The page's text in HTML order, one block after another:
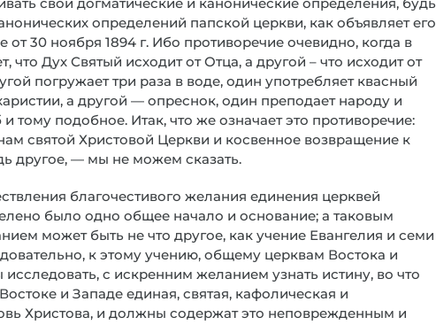
определений папской церкви, как объявляет его
30 ноября 1894 г. Ибо противоречие очевидно, когда в
Дух Святый исходит от Отца, а другой – что исходит от
погружает три раза в воде, один употребляет квасный
а другой — опреснок, один преподает народу и
тому подобное. Итак, что же означает это противоречие:
святой Христовой Церкви и косвенное возвращение к
другое, — мы не можем сказать.
благочестивого желания единения церквей
было одно общее начало и основание; а таковым
может быть не что другое, как учение Евангелия и семи
к этому учению, общему церквам Востока и
с искренним желанием узнать истину, во что
и Западе единая, святая, кафолическая и
Христова, и должны содержат это неповрежденным и